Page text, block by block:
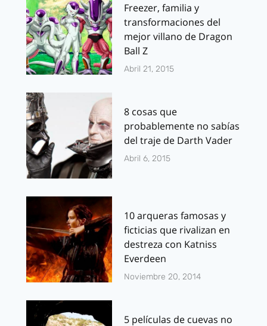
Freezer, familia y
transformaciones del
mejor villano de Dragon
Ball Z
Abril 21, 2015
8 cosas que
probablemente no sabías
del traje de Darth Vader
Abril 6, 2015
10 arqueras famosas y
ficticias que rivalizan en
destreza con Katniss
Everdeen
Noviembre 20, 2014
5 películas de cuevas no